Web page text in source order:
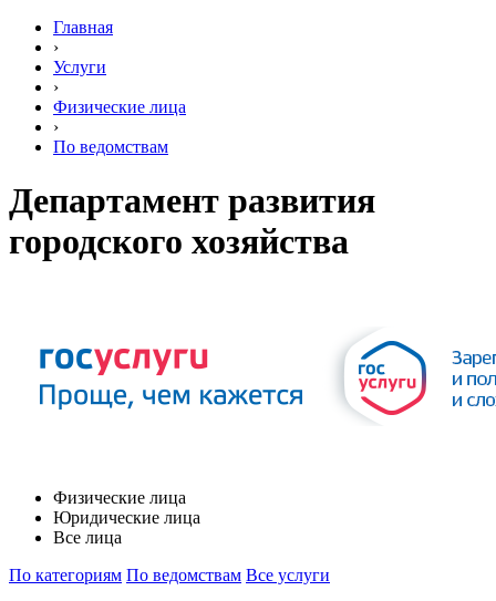
Главная
›
Услуги
›
Физические лица
›
По ведомствам
Департамент развития
городского хозяйства
Физические лица
Юридические лица
Все лица
По категориям По ведомствам Все услуги